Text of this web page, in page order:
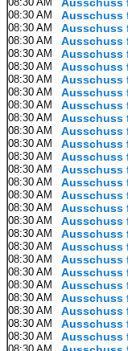
08:30 AM Ausschuss
08:30 AM Ausschuss
08:30 AM Ausschuss
08:30 AM Ausschuss
08:30 AM Ausschuss
08:30 AM Ausschuss
08:30 AM Ausschuss
08:30 AM Ausschuss
08:30 AM Ausschuss
08:30 AM Ausschuss
08:30 AM Ausschuss
08:30 AM Ausschuss
08:30 AM Ausschuss
08:30 AM Ausschuss
08:30 AM Ausschuss
08:30 AM Ausschuss
08:30 AM Ausschuss
08:30 AM Ausschuss
08:30 AM Ausschuss
08:30 AM Ausschuss
08:30 AM Ausschuss
08:30 AM Ausschuss
08:30 AM Ausschuss
08:30 AM Ausschuss
08:30 AM Ausschuss
08:30 AM Ausschuss